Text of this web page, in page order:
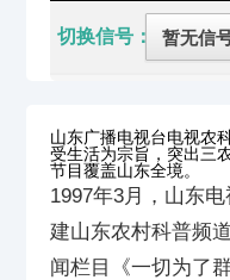
切换信号：
山东广播电视台电视农
受生活为宗旨，突出三
节目覆盖山东全境。
1997年3月，山东
建山东农村科普频
闻栏目《一切为了